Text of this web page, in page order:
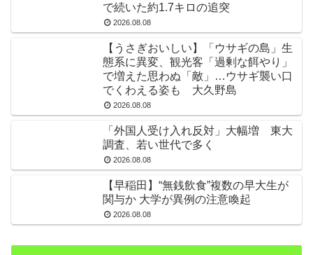
で続いた約1.7キロの追突
2026.08.08
【うさぎおいしい】「ウサギの島」生
態系に異変、観光客「過剰な餌やり」
で増えた思わぬ「敵」…ウサギ襲い口
でくわえる姿も 大久野島
2026.08.08
「外国人受け入れ反対」大幅増 東大
調査、若い世代で多く
2026.08.08
【早稲田】“無銭飲食”複数の早大生が
関与か 大学が異例の注意喚起
2026.08.08